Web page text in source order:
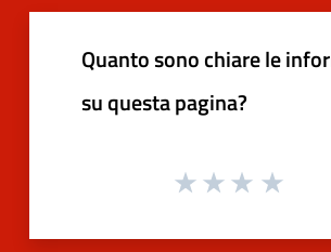
Quanto sono chiare le
su questa pagina?